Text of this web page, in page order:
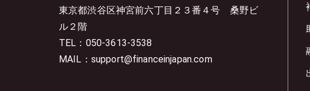
東京都渋谷区神宮前六丁目２３番４号 桑野ビ
ル２階
TEL：050-3613-3538
MAIL：support@financeinjapan.com